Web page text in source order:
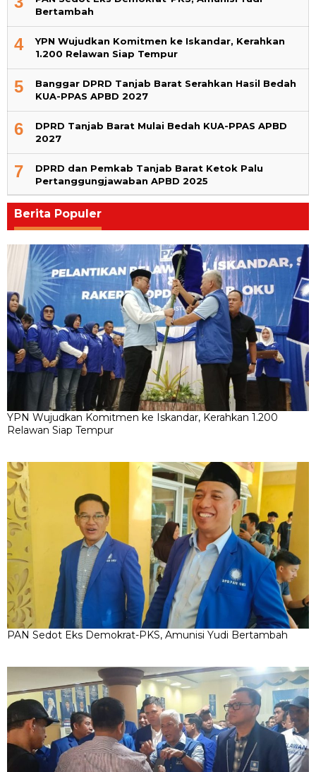
Bertambah
4
YPN Wujudkan Komitmen ke Iskandar, Kerahkan
1.200 Relawan Siap Tempur
5
Banggar DPRD Tanjab Barat Serahkan Hasil Bedah
KUA-PPAS APBD 2027
6
DPRD Tanjab Barat Mulai Bedah KUA-PPAS APBD
2027
7
DPRD dan Pemkab Tanjab Barat Ketok Palu
Pertanggungjawaban APBD 2025
Berita Populer
YPN Wujudkan Komitmen ke Iskandar, Kerahkan 1.200
Relawan Siap Tempur
PAN Sedot Eks Demokrat-PKS, Amunisi Yudi Bertambah